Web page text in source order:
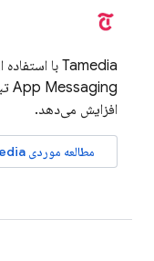
Tamedia با استفاده از
App Messaging
افزایش می‌دهد.
مطالعه موردی Tamedia را مشاهده کنید